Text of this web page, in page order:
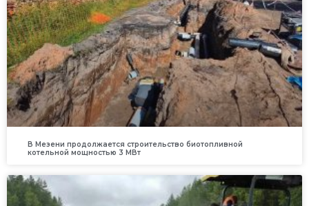
В Мезени продолжается строительство биотопливной
котельной мощностью 3 МВт